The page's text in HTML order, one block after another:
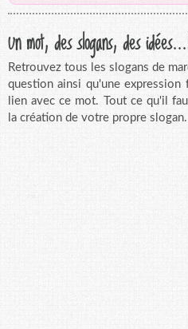
Un mot, des slogans, des
Retrouvez tous les slogans de
question ainsi qu'une expression
lien avec ce mot. Tout ce qu'il
la création de votre propre slogan.